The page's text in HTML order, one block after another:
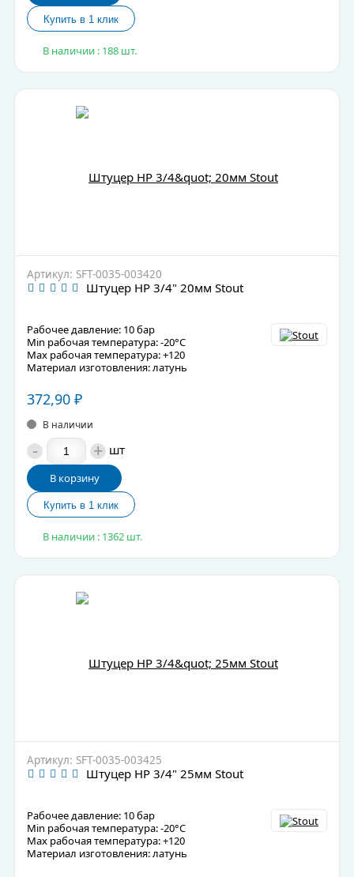
В наличии : 188 шт.
Артикул: SFT-0035-003420
Штуцер НР 3/4" 20мм Stout
Рабочее давление: 10 бар
Min рабочая температура: -20°C
Max рабочая температура: +120
Материал изготовления: латунь
372,90 ₽
В наличии
- + шт
В корзину
В наличии : 1362 шт.
Артикул: SFT-0035-003425
Штуцер НР 3/4" 25мм Stout
Рабочее давление: 10 бар
Min рабочая температура: -20°C
Max рабочая температура: +120
Материал изготовления: латунь